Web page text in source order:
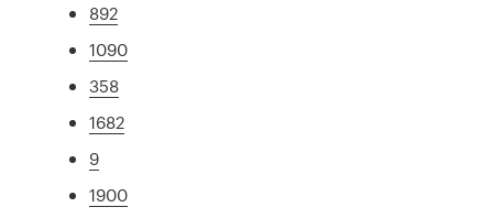
892
1090
358
1682
9
1900